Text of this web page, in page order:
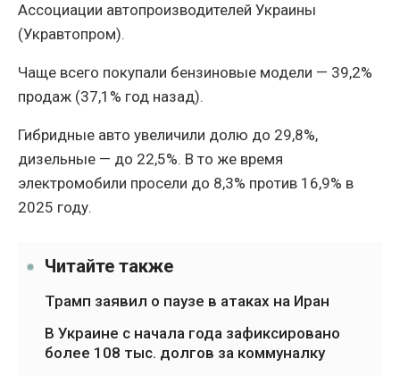
Ассоциации автопроизводителей Украины
(Укравтопром).
Чаще всего покупали бензиновые модели — 39,2%
продаж (37,1% год назад).
Гибридные авто увеличили долю до 29,8%,
дизельные — до 22,5%. В то же время
электромобили просели до 8,3% против 16,9% в
2025 году.
Читайте также
Трамп заявил о паузе в атаках на Иран
В Украине с начала года зафиксировано
более 108 тыс. долгов за коммуналку